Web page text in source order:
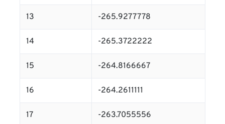
13 -265.9277778
14 -265.3722222
15 -264.8166667
16 -264.2611111
17 -263.7055556